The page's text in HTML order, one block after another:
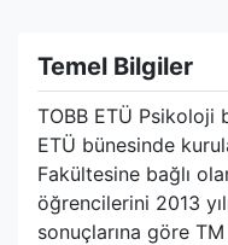
Temel Bilgiler
TOBB ETÜ Psikoloji
ETÜ bünesinde
Fakültesine bağlı
öğrencilerini 2013
sonuçlarına göre